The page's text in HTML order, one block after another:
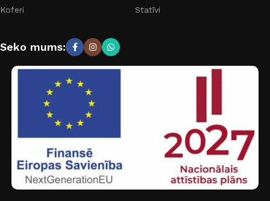
Koferi Statīvi
Seko mums: